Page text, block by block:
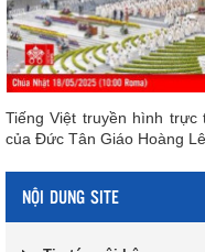
Tiếng Việt truyền hình
của Đức Tân Giáo Hoàng
NỘI DUNG SITE